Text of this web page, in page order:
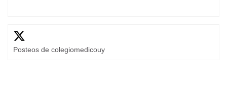
Posteos de colegiomedicouy